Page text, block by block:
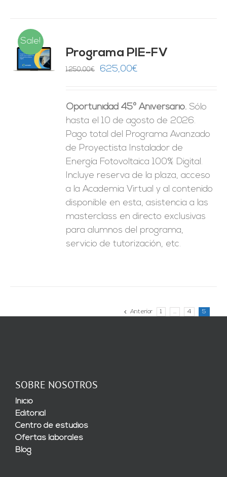
Sale!
Programa PIE-FV
1.250,00€
El
era:
1.250,00€.
625,00€
es:
625,00€.
Oportunidad 45º Aniversario. Sólo
hasta el 10 de agosto de 2026.
Pago total del Programa Avanzado
de Proyectista Instalador de
Energía Fotovoltaica 100% Digital.
Incluye reserva de la plaza, acceso
a la Academia Virtual y al contenido
disponible en esta, asistencia a las
masterclass en directo exclusivas
para alumnos del programa,
servicio de tutorización, etc.
Anterior 1 … 4 5
SOBRE NOSOTROS
Inicio
Editorial
Centro de estudios
Ofertas laborales
Blog